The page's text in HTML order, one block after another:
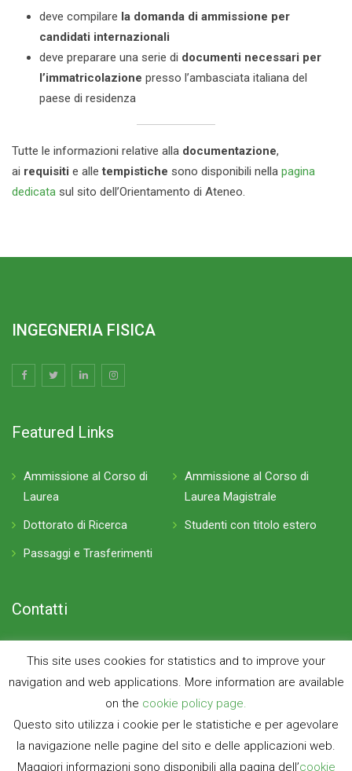
deve compilare la domanda di ammissione per
candidati internazionali
deve preparare una serie di documenti necessari per
l’immatricolazione presso l’ambasciata italiana del
paese di residenza
Tutte le informazioni relative alla documentazione,
ai requisiti e alletempistiche sono disponibili nella pagina
dedicata sul sito dell’Orientamento di Ateneo.
INGEGNERIA FISICA
Featured Links
Ammissione al Corso di
Laurea
Ammissione al Corso di
Laurea Magistrale
Dottorato di Ricerca
Studenti con titolo estero
Passaggi e Trasferimenti
Contatti
info-dfis@polimi.it
This site uses cookies for statistics and to improve your
navigation and web applications. More information are available
on the cookie policy page.
Questo sito utilizza i cookie per le statistiche e per agevolare
la navigazione nelle pagine del sito e delle applicazioni web.
Maggiori informazioni sono disponibili alla pagina dell’cookie